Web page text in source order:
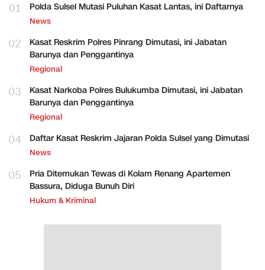
01 Polda Sulsel Mutasi Puluhan Kasat Lantas, ini Daftarnya
News
02
Kasat Reskrim Polres Pinrang Dimutasi, ini Jabatan
Barunya dan Penggantinya
Regional
03
Kasat Narkoba Polres Bulukumba Dimutasi, ini Jabatan
Barunya dan Penggantinya
Regional
04 Daftar Kasat Reskrim Jajaran Polda Sulsel yang Dimutasi
News
05
Pria Ditemukan Tewas di Kolam Renang Apartemen
Bassura, Diduga Bunuh Diri
Hukum & Kriminal